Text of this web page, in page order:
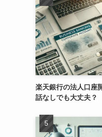
楽天銀行の法人口座
話なしでも大丈夫？